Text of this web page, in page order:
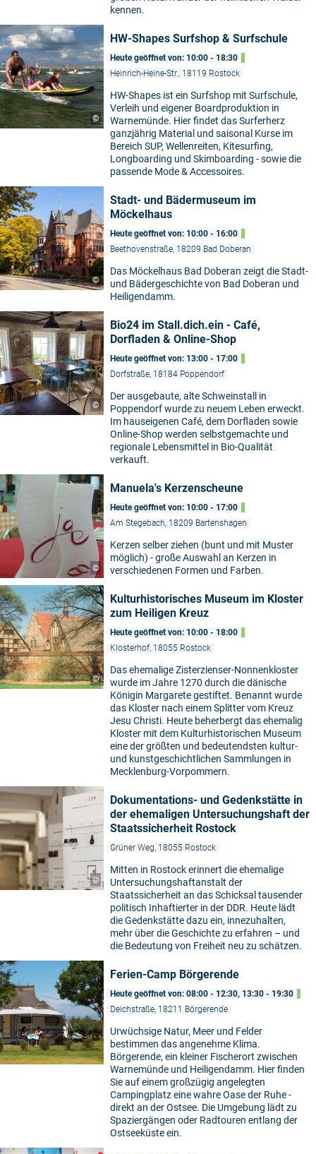
kennen.
©
HW-Shapes Surfshop & Surfschule
Heute geöffnet von: 10:00 - 18:30
Heinrich-Heine-Str., 18119 Rostock
HW-Shapes ist ein Surfshop mit Surfschule,
Verleih und eigener Boardproduktion in
Warnemünde. Hier findet das Surferherz
ganzjährig Material und saisonal Kurse im
Bereich SUP, Wellenreiten, Kitesurfing,
Longboarding und Skimboarding - sowie die
passende Mode & Accessoires.
©
Stadt- und Bädermuseum im
Möckelhaus
Heute geöffnet von: 10:00 - 16:00
Beethovenstraße, 18209 Bad Doberan
Das Möckelhaus Bad Doberan zeigt die Stadt-
und Bädergeschichte von Bad Doberan und
Heiligendamm.
©
Bio24 im Stall.dich.ein - Café,
Dorfladen & Online-Shop
Heute geöffnet von: 13:00 - 17:00
Dorfstraße, 18184 Poppendorf
Der ausgebaute, alte Schweinstall in
Poppendorf wurde zu neuem Leben erweckt.
Im hauseigenen Café, dem Dorfladen sowie
Online-Shop werden selbstgemachte und
regionale Lebensmittel in Bio-Qualität
verkauft.
©
Manuela's Kerzenscheune
Heute geöffnet von: 10:00 - 17:00
Am Stegebach, 18209 Bartenshagen
Kerzen selber ziehen (bunt und mit Muster
möglich) - große Auswahl an Kerzen in
verschiedenen Formen und Farben.
©
Kulturhistorisches Museum im Kloster
zum Heiligen Kreuz
Heute geöffnet von: 10:00 - 18:00
Klosterhof, 18055 Rostock
Das ehemalige Zisterzienser-Nonnenkloster
wurde im Jahre 1270 durch die dänische
Königin Margarete gestiftet. Benannt wurde
das Kloster nach einem Splitter vom Kreuz
Jesu Christi. Heute beherbergt das ehemalig
Kloster mit dem Kulturhistorischen Museum
eine der größten und bedeutendsten kultur-
und kunstgeschichtlichen Sammlungen in
Mecklenburg-Vorpommern.
©
Dokumentations- und Gedenkstätte in
der ehemaligen Untersuchungshaft der
Staatssicherheit Rostock
Grüner Weg, 18055 Rostock
Mitten in Rostock erinnert die ehemalige
Untersuchungshaftanstalt der
Staatssicherheit an das Schicksal tausender
politisch Inhaftierter in der DDR. Heute lädt
die Gedenkstätte dazu ein, innezuhalten,
mehr über die Geschichte zu erfahren – und
die Bedeutung von Freiheit neu zu schätzen.
Ferien-Camp Börgerende
Heute geöffnet von: 08:00 - 12:30, 13:30 - 19:30
Deichstraße, 18211 Börgerende
Urwüchsige Natur, Meer und Felder
bestimmen das angenehme Klima.
Börgerende, ein kleiner Fischerort zwischen
Warnemünde und Heiligendamm. Hier finden
Sie auf einem großzügig angelegten
Campingplatz eine wahre Oase der Ruhe -
direkt an der Ostsee. Die Umgebung lädt zu
Spaziergängen oder Radtouren entlang der
Ostseeküste ein.